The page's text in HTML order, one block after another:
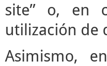
site” o, en
utilización de
Asimismo,